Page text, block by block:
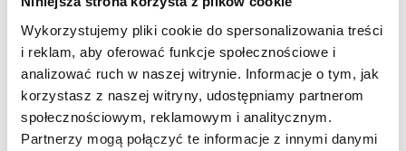
Wykorzystujemy pliki cookie do spersonalizowania treści
i reklam, aby oferować funkcje społecznościowe i
analizować ruch w naszej witrynie. Informacje o tym, jak
korzystasz z naszej witryny, udostępniamy partnerom
społecznościowym, reklamowym i analitycznym.
Partnerzy mogą połączyć te informacje z innymi danymi
Autorskie raporty, wartościowy know-how, pigułki
wiedzy.